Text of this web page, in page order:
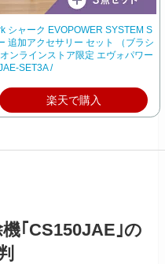
シャーク EVOPOWER SYSTEM S
追加アクセサリー セット （ブラシ
ンラインストア限定 エヴォパワー
SET3A /
楽天で購入
｢CS150JAE｣の